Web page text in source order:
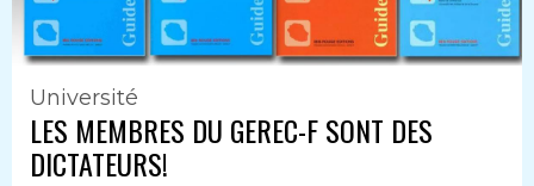
Université
LES MEMBRES DU GEREC-F SONT DES
DICTATEURS!